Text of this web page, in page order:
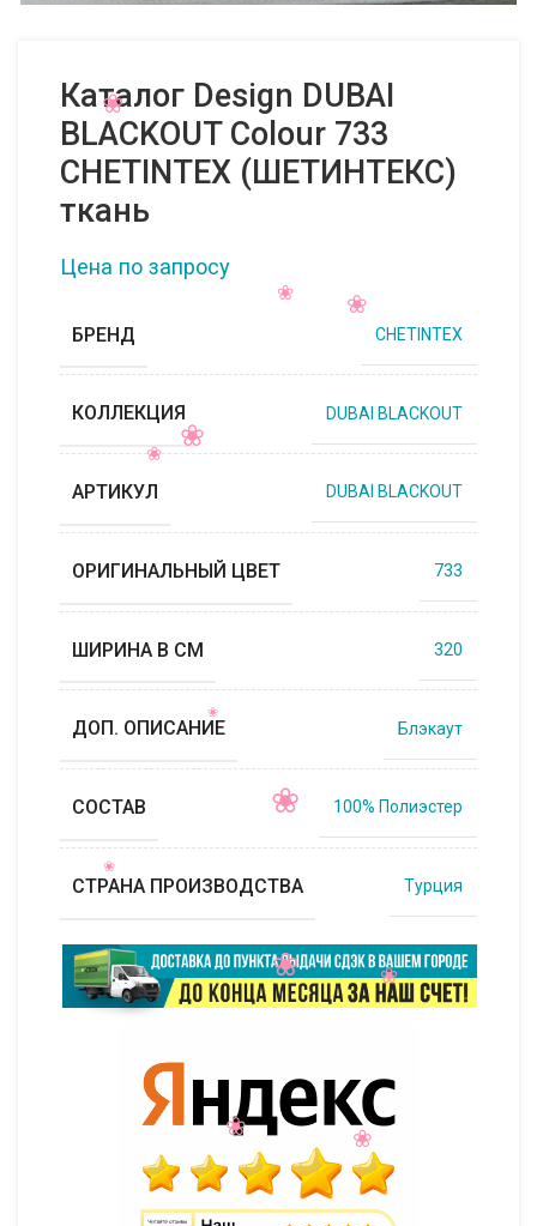
Каталог Design DUBAI
BLACKOUT Colour 733
CHETINTEX (ШЕТИНТЕКС)
ткань
Цена по запросу
БРЕНД CHETINTEX
КОЛЛЕКЦИЯ DUBAI BLACKOUT
АРТИКУЛ DUBAI BLACKOUT
ОРИГИНАЛЬНЫЙ ЦВЕТ 733
ШИРИНА В СМ 320
ДОП. ОПИСАНИЕ Блэкаут
СОСТАВ 100% Полиэстер
СТРАНА ПРОИЗВОДСТВА Турция